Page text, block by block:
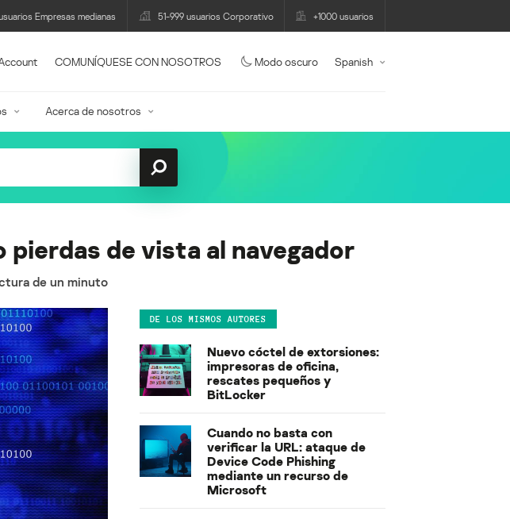
Empresas medianas 51-999 usuarios Corporativo +1000 usuarios
COMUNÍQUESE CON NOSOTROS Modo oscuro Spanish
Acerca de nosotros
pierdas de vista al navegador
de un minuto
DE LOS MISMOS AUTORES
Nuevo cóctel de extorsiones:
impresoras de oficina,
rescates pequeños y
BitLocker
Cuando no basta con
verificar la URL: ataque de
Device Code Phishing
mediante un recurso de
Microsoft